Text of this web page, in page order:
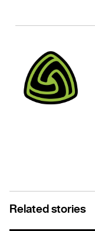
Related stories